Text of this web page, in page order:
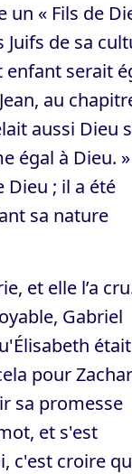
un « Fils de
de sa
enfant serait
au
aussi Dieu
égal à Dieu. »
Dieu ; il a été
sa nature
et elle l’a
Gabriel
était
pour
sa promesse
et s'est
c'est croire